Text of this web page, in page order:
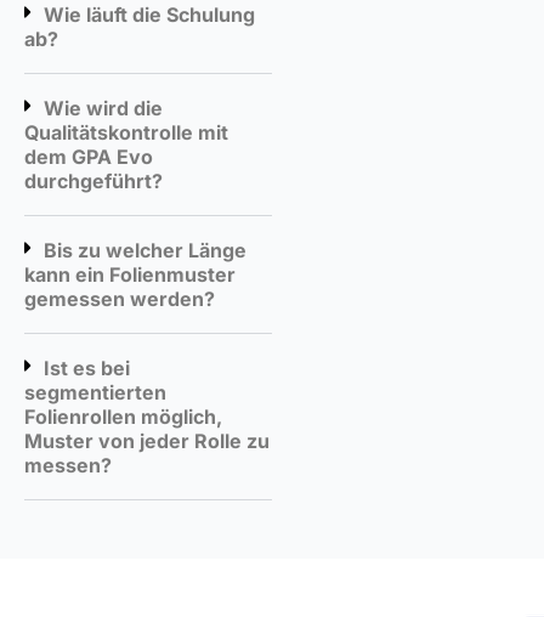
Wie läuft die Schulung
ab?
Wie wird die
Qualitätskontrolle mit
dem GPA Evo
durchgeführt?
Bis zu welcher Länge
kann ein Folienmuster
gemessen werden?
Ist es bei
segmentierten
Folienrollen möglich,
Muster von jeder Rolle zu
messen?